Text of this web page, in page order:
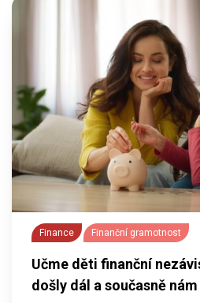
Finance Finanční gramotnost
Učme děti finanční
došly dál a současně